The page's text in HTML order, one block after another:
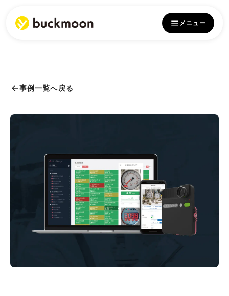
メニュー
事例一覧へ戻る